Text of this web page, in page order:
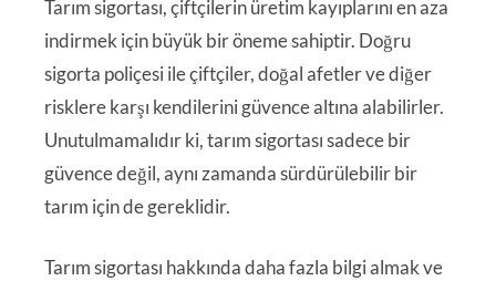
Tarım sigortası, çiftçilerin üretim kayıplarını en aza
indirmek için büyük bir öneme sahiptir. Doğru
sigorta poliçesi ile çiftçiler, doğal afetler ve diğer
risklere karşı kendilerini güvence altına alabilirler.
Unutulmamalıdır ki, tarım sigortası sadece bir
güvence değil, aynı zamanda sürdürülebilir bir
tarım için de gereklidir.
Tarım sigortası hakkında daha fazla bilgi almak ve